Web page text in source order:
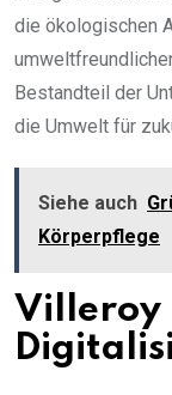
die ökologischen
Bestandteil der
die Umwelt für
Siehe auch
Körperpflege
Villeroy